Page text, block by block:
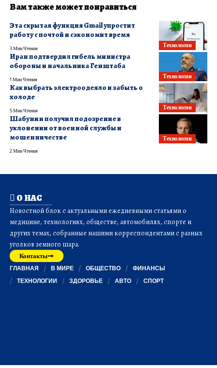
Вам также может понравиться
Технологии
Эта скрытая функция Gmail упростит
работу с почтой и сэкономит время
3 Мин Чтения
Технологии
Иран подтвердил гибель министра
обороны и начальника Генштаба
1 Мин Чтения
Технологии
Как выбрать электроодеяло и забыть о
холоде
5 Мин Чтения
Технологии
Шабунин получил подозрение в
уклонении от военной службы и
мошенничестве
2 Мин Чтения
О НАС
Новостной блок с актуальными ежедневными статьями о
медицине, технологиях, обществе, автомобилях, спорте и
других темах, собранные нашими корреспондентами с разных
уголков земного шара.
Контакты
ГЛАВНАЯ В МИРЕ ОБЩЕСТВО
ФИНАНСЫ
ТЕХНОЛОГИИ
ЗДОРОВЬЕ АВТО СПОРТ